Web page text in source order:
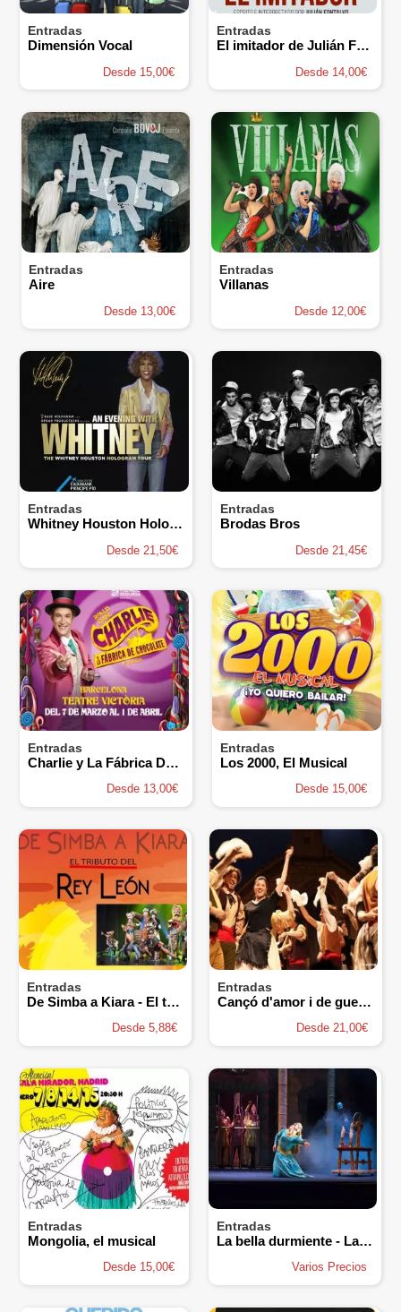
Entradas
Dimensión Vocal
Desde 15,00€
Entradas
El imitador de Julián Fontalvo
Desde 14,00€
Entradas
Aire
Desde 13,00€
Entradas
Villanas
Desde 12,00€
Entradas
Whitney Houston Hologram Tour
Desde 21,50€
Entradas
Brodas Bros
Desde 21,45€
Entradas
Charlie y La Fábrica De Chocolate, El Musical
Desde 13,00€
Entradas
Los 2000, El Musical
Desde 15,00€
Entradas
De Simba a Kiara - El tributo a El Rey León
Desde 5,88€
Entradas
Cançó d'amor i de guerra
Desde 21,00€
Entradas
Mongolia, el musical
Desde 15,00€
Entradas
La bella durmiente - La Maquineta
Varios Precios